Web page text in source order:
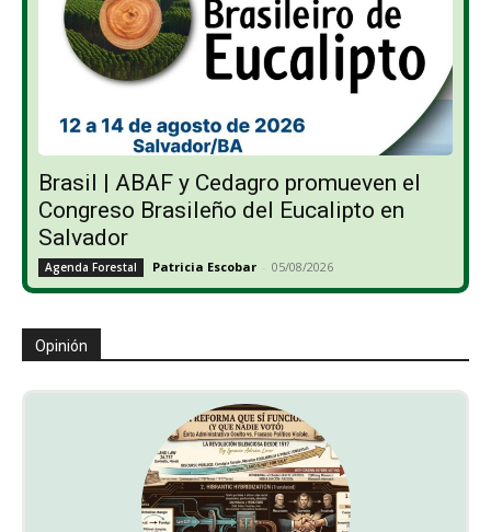
Brasil | ABAF y Cedagro promueven el
Congreso Brasileño del Eucalipto en
Salvador
Agenda Forestal Patricia Escobar - 05/08/2026
Opinión